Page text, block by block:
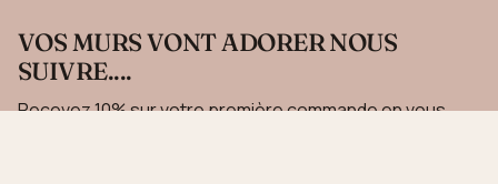
VOS MURS VONT ADORER NOUS
SUIVRE....
Recevez 10% sur votre première commande en vous